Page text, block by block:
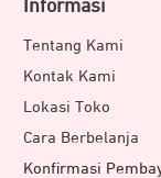
Informasi
Tentang Kami
Kontak Kami
Lokasi Toko
Cara Berbelanja
Konfirmasi